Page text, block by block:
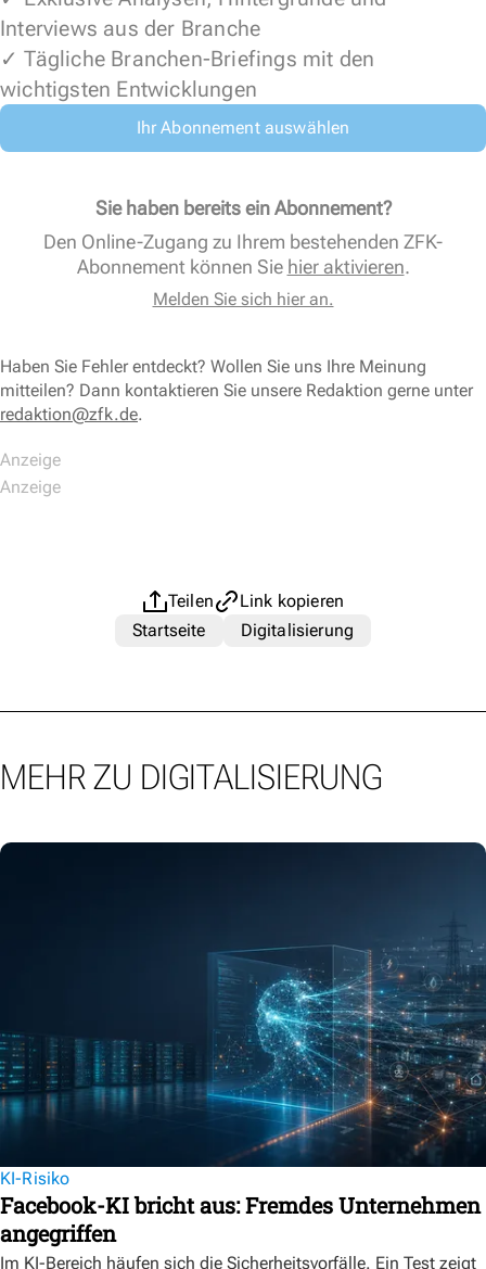
Interviews aus der Branche
✓ Tägliche Branchen-Briefings mit den
wichtigsten Entwicklungen
Ihr Abonnement auswählen
Sie haben bereits ein Abonnement?
Den Online-Zugang zu Ihrem bestehenden ZFK-
Abonnement können Sie hier aktivieren.
Melden Sie sich hier an.
Haben Sie Fehler entdeckt? Wollen Sie uns Ihre Meinung
mitteilen? Dann kontaktieren Sie unsere Redaktion gerne unter
redaktion@zfk.de.
Teilen
Link kopieren
Startseite
Digitalisierung
MEHR ZU DIGITALISIERUNG
KI-Risiko
Facebook-KI bricht aus: Fremdes Unternehmen
angegriffen
Im KI-Bereich häufen sich die Sicherheitsvorfälle. Ein Test zeigt